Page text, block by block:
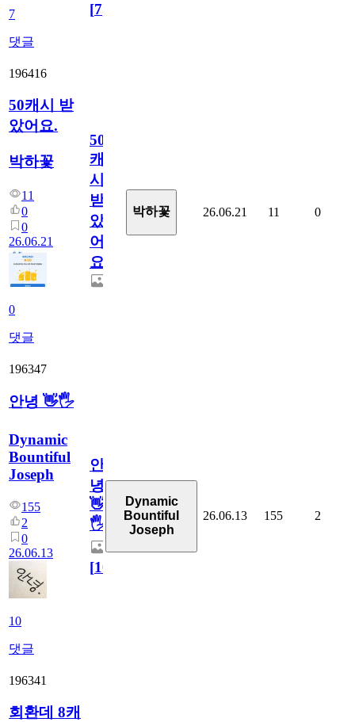
7
댓글
[7]
196416
50캐시 받
았어요.
박하꽃
11
0
0
26.06.21
0
댓글
50
캐
시
받
았
어
요.
박하꽃 26.06.21 11 0
196347
안녕 👋🖐
Dynamic
Bountiful
Joseph
155
2
0
26.06.13
10
댓글
안
녕
👋
🖐
[10
Dynamic
Bountiful
Joseph
26.06.13 155 2
196341
회환데 8캐